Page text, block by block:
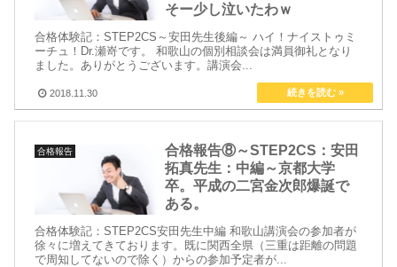
そー少し泣いたわｗ
合格体験記：STEP2CS～安田先生後編～ ハイ！ナイストゥミ
ーチュ！Dr.瀬嵜です。 和歌山の個別相談会は満員御礼となり
ました。ありがとうございます。講演会...
2018.11.30
合格報告
合格報告⑧～STEP2CS：安田
拓真先生：中編～京都大学
卒。平成の二宮金次郎爆誕で
ある。
合格体験記：STEP2CS安田先生中編 和歌山講演会の参加者が
徐々に増えてきております。既に関西全県（三重は距離の問題
で周知してないので除く）からの参加予定者が...